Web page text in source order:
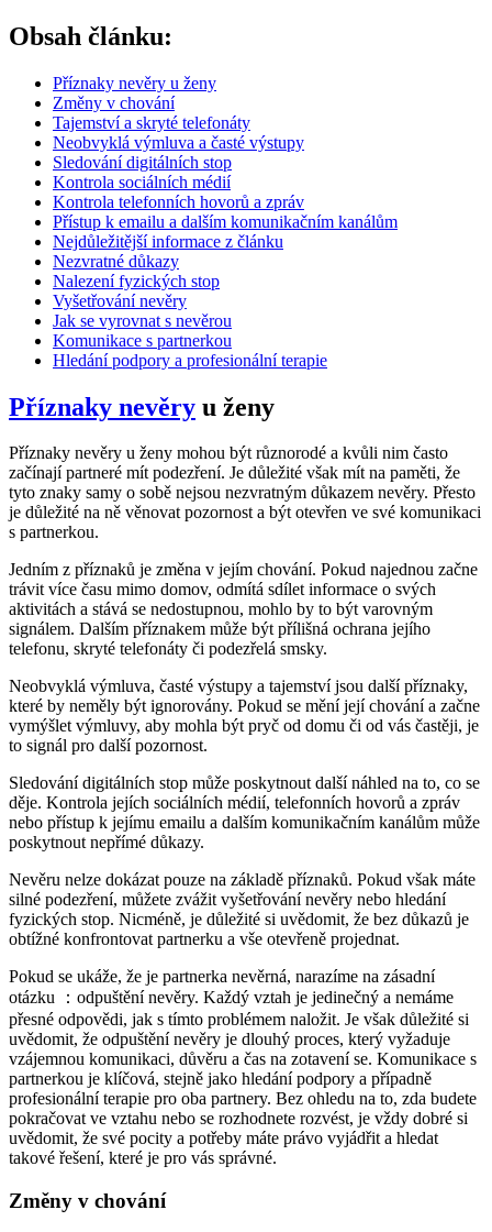
Obsah článku:
Příznaky nevěry u ženy
Změny v chování
Tajemství a skryté telefonáty
Neobvyklá výmluva a časté výstupy
Sledování digitálních stop
Kontrola sociálních médií
Kontrola telefonních hovorů a zpráv
Přístup k emailu a dalším komunikačním kanálům
Nejdůležitější informace z článku
Nezvratné důkazy
Nalezení fyzických stop
Vyšetřování nevěry
Jak se vyrovnat s nevěrou
Komunikace s partnerkou
Hledání podpory a profesionální terapie
Příznaky nevěry u ženy
Příznaky nevěry u ženy mohou být různorodé a kvůli nim často
začínají partneré mít podezření. Je důležité však mít na paměti, že
tyto znaky samy o sobě nejsou nezvratným důkazem nevěry. Přesto
je důležité na ně věnovat pozornost a být otevřen ve své komunikaci
s partnerkou.
Jedním z příznaků je změna v jejím chování. Pokud najednou začne
trávit více času mimo domov, odmítá sdílet informace o svých
aktivitách a stává se nedostupnou, mohlo by to být varovným
signálem. Dalším příznakem může být přílišná ochrana jejího
telefonu, skryté telefonáty či podezřelá smsky.
Neobvyklá výmluva, časté výstupy a tajemství jsou další příznaky,
které by neměly být ignorovány. Pokud se mění její chování a začne
vymýšlet výmluvy, aby mohla být pryč od domu či od vás častěji, je
to signál pro další pozornost.
Sledování digitálních stop může poskytnout další náhled na to, co se
děje. Kontrola jejích sociálních médií, telefonních hovorů a zpráv
nebo přístup k jejímu emailu a dalším komunikačním kanálům může
poskytnout nepřímé důkazy.
Nevěru nelze dokázat pouze na základě příznaků. Pokud však máte
silné podezření, můžete zvážit vyšetřování nevěry nebo hledání
fyzických stop. Nicméně, je důležité si uvědomit, že bez důkazů je
obtížné konfrontovat partnerku a vše otevřeně projednat.
Pokud se ukáže, že je partnerka nevěrná, narazíme na zásadní
otázku ：odpuštění nevěry. Každý vztah je jedinečný a nemáme
přesné odpovědi, jak s tímto problémem naložit. Je však důležité si
uvědomit, že odpuštění nevěry je dlouhý proces, který vyžaduje
vzájemnou komunikaci, důvěru a čas na zotavení se. Komunikace s
partnerkou je klíčová, stejně jako hledání podpory a případně
profesionální terapie pro oba partnery. Bez ohledu na to, zda budete
pokračovat ve vztahu nebo se rozhodnete rozvést, je vždy dobré si
uvědomit, že své pocity a potřeby máte právo vyjádřit a hledat
takové řešení, které je pro vás správné.
Změny v chování